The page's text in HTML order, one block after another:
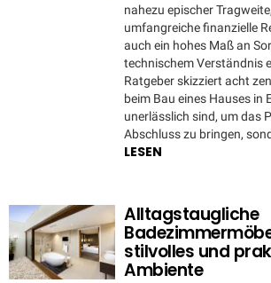
nahezu epischer
umfangreiche finanzielle
auch ein hohes Maß an
technischem Verständnis
Ratgeber skizziert acht
beim Bau eines Hauses in
unerlässlich sind, um das
Abschluss zu bringen,
LESEN
Alltagstaugliche
stilvolles und
Ambiente